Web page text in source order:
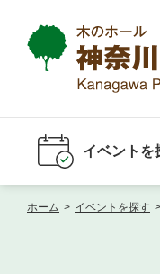
イベントを
ホーム > イベントを探す >